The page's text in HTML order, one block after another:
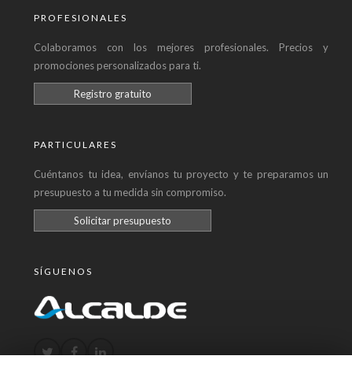
PROFESIONALES
Colaboramos con los mejores profesionales. Precios y
promociones personalizados para ti.
Registro gratuito
PARTICULARES
Cuéntanos tu idea, envíanos tu proyecto y te preparamos un
presupuesto a tu medida sin compromiso.
Solicitar presupuesto
SÍGUENOS